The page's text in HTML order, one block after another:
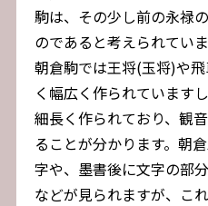
駒は、その少し前の永禄
のであると考えられていま
朝倉駒では王将(玉将)や
く幅広く作られています
細長く作られており、観
ることが分かります。朝
字や、墨書後に文字の部
などが見られますが、こ